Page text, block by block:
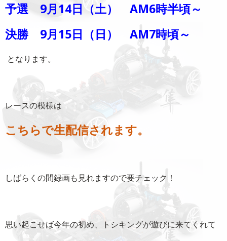
予選 9月14日（土） AM6時半頃～
決勝 9月15日（日） AM7時頃～
となります。
レースの模様は
こちらで生配信されます。
しばらくの間録画も見れますので要チェック！
思い起こせば今年の初め、トシキングが遊びに来てくれて